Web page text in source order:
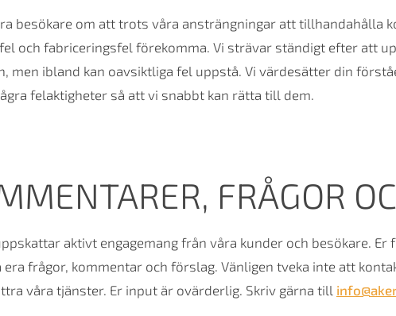
besökare om att trots våra ansträngningar att tillhandahålla
och fabriceringsfel förekomma. Vi strävar ständigt efter att
men ibland kan oavsiktliga fel uppstå. Vi värdesätter din
felaktigheter så att vi snabbt kan rätta till dem.
FRÅGOR
aktivt engagemang från våra kunder och besökare. Er
frågor, kommentar och förslag. Vänligen tveka inte att
våra tjänster. Er input är ovärderlig. Skriv gärna till